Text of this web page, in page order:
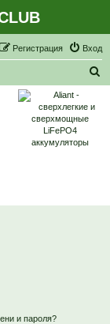
Вход
Регистрация
и пароля?